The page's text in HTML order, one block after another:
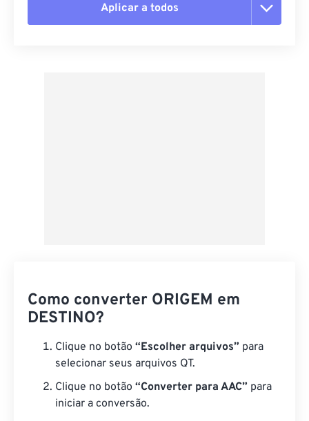
Aplicar a todos
Como converter ORIGEM em
DESTINO?
Clique no botão “Escolher arquivos” para
selecionar seus arquivos QT.
Clique no botão “Converter para AAC” para
iniciar a conversão.